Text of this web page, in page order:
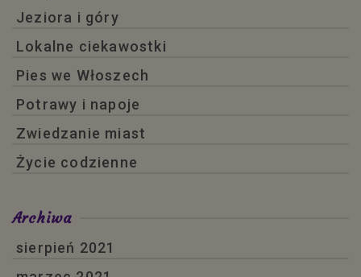
Jeziora i góry
Lokalne ciekawostki
Pies we Włoszech
Potrawy i napoje
Zwiedzanie miast
Życie codzienne
Archiwa
sierpień 2021